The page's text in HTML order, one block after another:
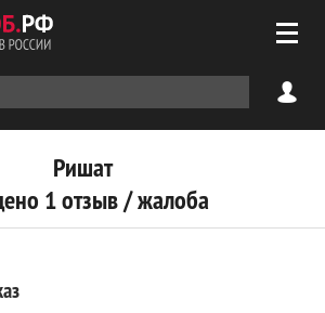
Ришат
1 отзыв / жалоба